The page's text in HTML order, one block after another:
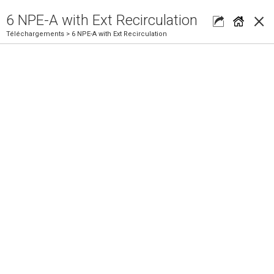
×
6 NPE-A with Ext Recirculation
Téléchargements > 6 NPE-A with Ext Recirculation